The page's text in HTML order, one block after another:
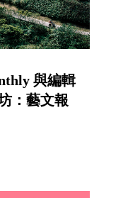
與編輯
：藝文報